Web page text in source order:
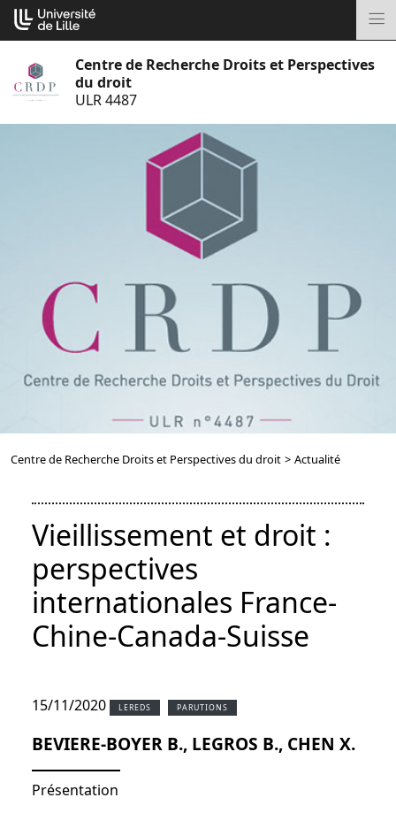
Aller
au
Centre de Recherche Droits et Perspectives
du droit
ULR 4487
Centre de Recherche Droits et Perspectives du droit > Actualité
Vieillissement et droit :
perspectives
internationales France-
Chine-Canada-Suisse
15/11/2020 LEREDS PARUTIONS
BEVIERE-BOYER B., LEGROS B., CHEN X.
Présentation
Cookies management panel